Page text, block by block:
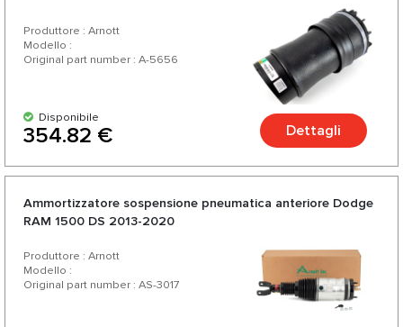
Produttore : Arnott
Modello :
Original part number : A-5656
Disponibile
354.82 € Dettagli
Ammortizzatore sospensione pneumatica anteriore Dodge
RAM 1500 DS 2013-2020
Produttore : Arnott
Modello :
Original part number : AS-3017